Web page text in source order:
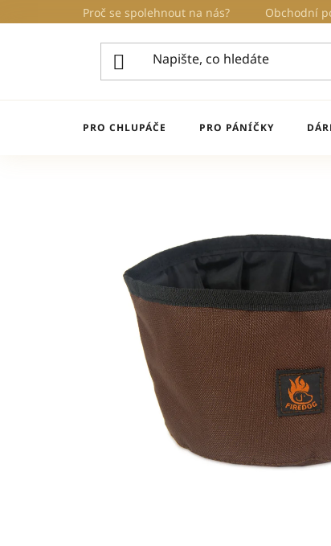
na
Proč se spolehnout na nás? Obchodní
PRO CHLUPÁČE PRO PÁNÍČKY